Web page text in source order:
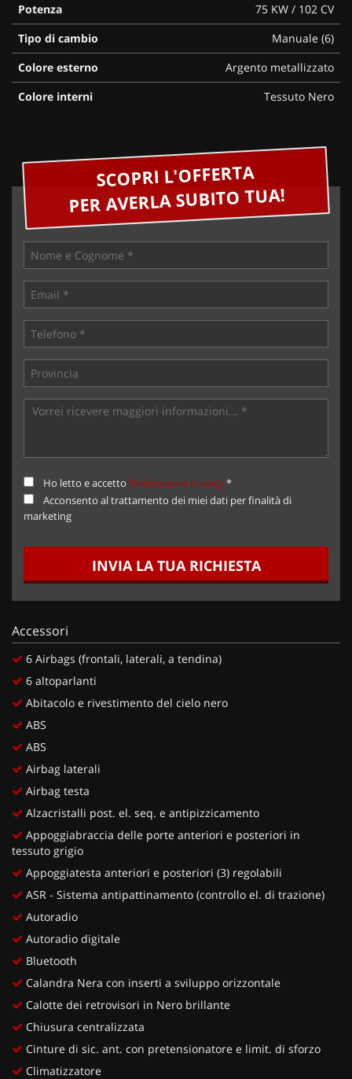
Potenza
75 KW / 102 CV
Tipo di cambio
Manuale (6)
Colore esterno
Argento metallizzato
Colore interni
Tessuto Nero
SCOPRI L'OFFERTA
PER AVERLA SUBITO TUA!
Ho letto e accetto l'informativa privacy*
Acconsento al trattamento dei miei dati per finalità di
marketing
INVIA LA TUA RICHIESTA
Accessori
6 Airbags (frontali, laterali, a tendina)
6 altoparlanti
Abitacolo e rivestimento del cielo nero
ABS
ABS
Airbag laterali
Airbag testa
Alzacristalli post. el. seq. e antipizzicamento
Appoggiabraccia delle porte anteriori e posteriori in
tessuto grigio
Appoggiatesta anteriori e posteriori (3) regolabili
ASR - Sistema antipattinamento (controllo el. di trazione)
Autoradio
Autoradio digitale
Bluetooth
Calandra Nera con inserti a sviluppo orizzontale
Calotte dei retrovisori in Nero brillante
Chiusura centralizzata
Cinture di sic. ant. con pretensionatore e limit. di sforzo
Climatizzatore